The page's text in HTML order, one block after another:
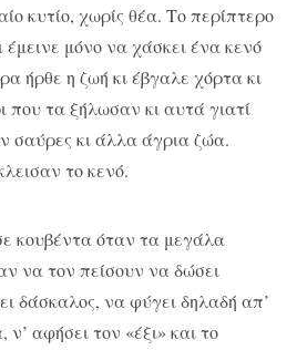
κυτίο, χωρίς θέα. Το περίπτερο
έμεινε μόνο να χάσκει ένα κενό
ήρθε η ζωή κι έβγαλε χόρτα κι
που τα ξήλωσαν κι αυτά γιατί
σαύρες κι άλλα άγρια ζώα.
το κενό.
κουβέντα όταν τα μεγάλα
να τον πείσουν να δώσει
δάσκαλος, να φύγει δηλαδή απ’
ν’ αφήσει τον «έξι» και το